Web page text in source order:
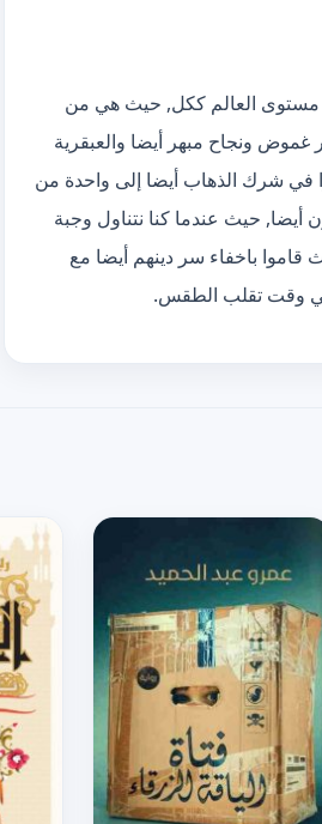
مستوى العالم ككل, حيث هي من
غموض ونجاح مبهر أيضا والعبقرية
في شرك الذهاب أيضا إلى واحدة من
أيضا, حيث عندما كنا نتناول وجبة
باخفاء سر دينهم أيضا مع
في وقت تقلب الطقس.